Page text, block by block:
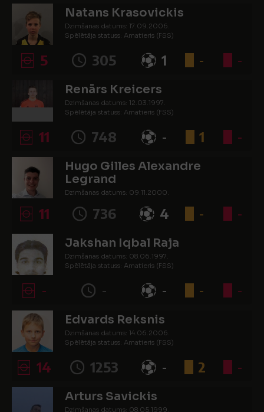
Natans Krasovickis
Dzimšanas datums: 17.09.2006.
Spēlētāja statuss: Amatieris (FSS)
5 305 1 - -
Renārs Kreicers
Dzimšanas datums: 12.03.1997.
Spēlētāja statuss: Amatieris (FSS)
11 748 - 1 -
Hugo Gilles Alexandre
Legrand
Dzimšanas datums: 09.11.2000.
11 736 4 - -
Jakshan Iqbal Raja
Dzimšanas datums: 08.06.1997.
Spēlētāja statuss: Amatieris (FSS)
- - - - -
Edvards Reksnis
Dzimšanas datums: 14.06.2006.
Spēlētāja statuss: Amatieris (FSS)
14 1253 - 2 -
Arturs Savickis
Dzimšanas datums: 08.05.1999.